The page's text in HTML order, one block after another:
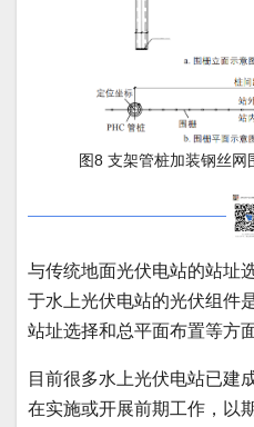
图8 支架管桩加装钢丝网
与传统地面光伏电站的站址
于水上光伏电站的光伏组件
站址选择和总平面布置等方
目前很多水上光伏电站已建
在实施或开展前期工作，以